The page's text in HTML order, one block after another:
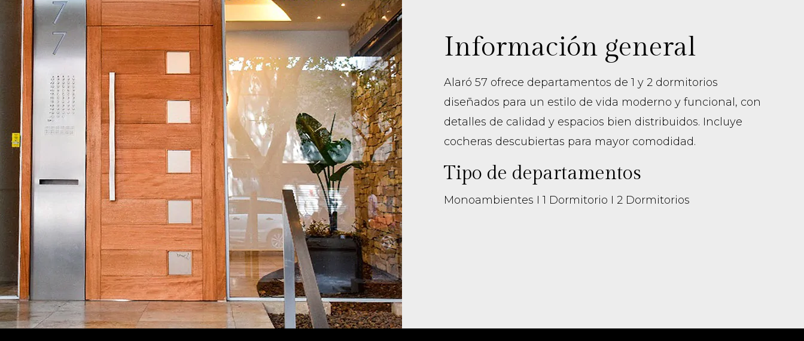
Información general
Alaró 57 ofrece departamentos de 1 y 2 dormitorios
diseñados para un estilo de vida moderno y funcional, con
detalles de calidad y espacios bien distribuidos. Incluye
cocheras descubiertas para mayor comodidad.
Tipo de departamentos
Monoambientes I 1 Dormitorio I 2 Dormitorios